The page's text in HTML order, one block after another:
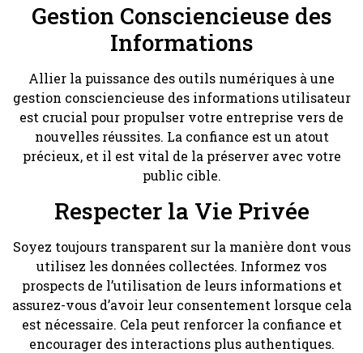
Gestion Consciencieuse des
Informations
Allier la puissance des outils numériques à une
gestion consciencieuse des informations utilisateur
est crucial pour propulser votre entreprise vers de
nouvelles réussites. La confiance est un atout
précieux, et il est vital de la préserver avec votre
public cible.
Respecter la Vie Privée
Soyez toujours transparent sur la manière dont vous
utilisez les données collectées. Informez vos
prospects de l’utilisation de leurs informations et
assurez-vous d’avoir leur consentement lorsque cela
est nécessaire. Cela peut renforcer la confiance et
encourager des interactions plus authentiques.